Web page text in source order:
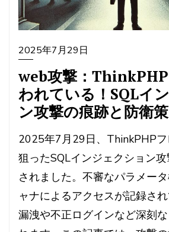
2025年7月29日
web攻撃：
われている！SQLイ
ン攻撃の痕跡と防衛策
2025年7月29日、ThinkPHPフ
狙ったSQLインジェクション
されました。不審なパラメー
ャナによるアクセスが記録さ
漏洩や不正ログインなど深刻